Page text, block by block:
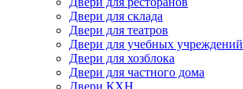
Двери для склада
Двери для театров
Двери для учебных учреждений
Двери для хозблока
Двери для частного дома
Двери КХН